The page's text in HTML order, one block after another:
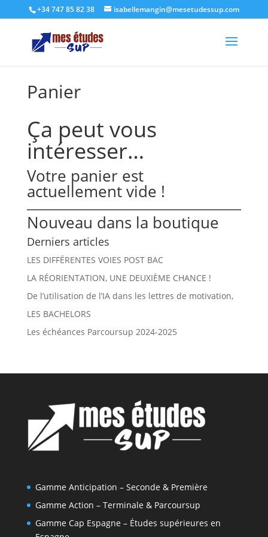
+34 747 85 82 38 isabellemangin@mesetudessup.com
Panier
Ça peut vous
intéresser…
Votre panier est
actuellement vide !
Nouveau dans la boutique
Derniers articles
LES DIFFÉRENTES VOIES POST BAC
LA RÉORIENTATION, UNE DEUXIÈME CHANCE !
De l’utilisation de l’IA dans les lettres de motivation,
LES BACHELORS
Les échéances Parcoursup 2024-2025
Gamme Anticipation – Seconde & Première
Gamme Action – Terminale & Parcoursup
Gamme Cap Espagne – Études supérieures en